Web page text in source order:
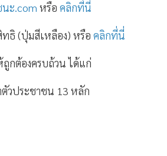
นะ.com หรือ คลิกที่นี่
ธิ (ปุ่มสีเหลือง) หรือ คลิกที่นี่
ถูกต้องครบถ้วน ได้แก่
วประชาชน 13 หลัก